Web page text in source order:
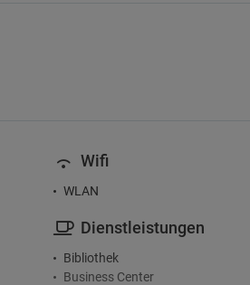
Wifi
WLAN
Dienstleistungen
Bibliothek
Business Center